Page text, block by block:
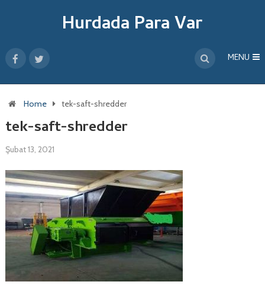
Hurdada Para Var
MENU
Home tek-saft-shredder
tek-saft-shredder
Şubat 13, 2021